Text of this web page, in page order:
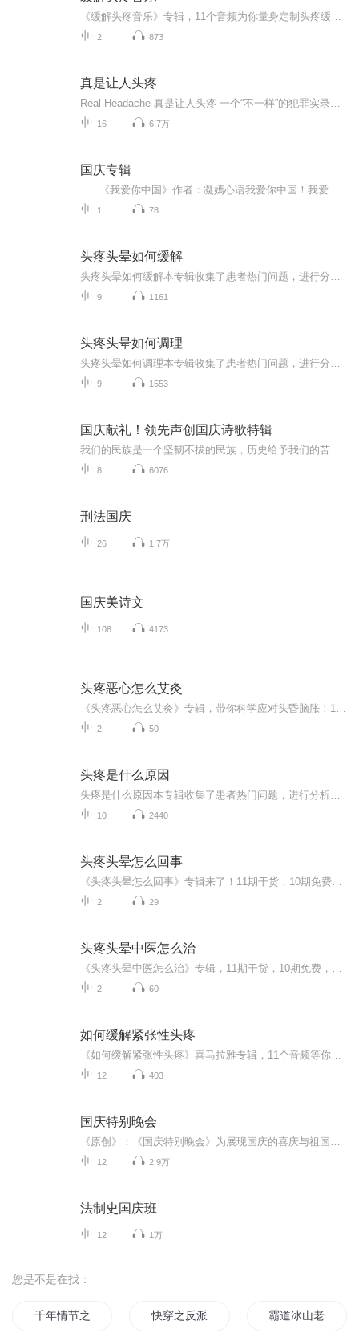
2 873
真是让人头疼
16 6.7万
国庆专辑
1 78
头疼头晕如何缓解
9 1161
头疼头晕如何调理
9 1553
国庆献礼！领先声创国庆诗歌特辑
8 6076
刑法国庆
26 1.7万
国庆美诗文
108 4173
头疼恶心怎么艾灸
2 50
头疼是什么原因
10 2440
头疼头晕怎么回事
2 29
头疼头晕中医怎么治
2 60
如何缓解紧张性头疼
12 403
国庆特别晚会
12 2.9万
法制史国庆班
12 1万
您是不是在找：
千年情节之三生三世 快穿之反派偏头疼 霸道冰山老公只